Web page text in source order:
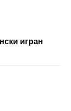
игран